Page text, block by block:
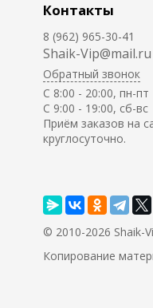
Контакты
8 (962) 965-30-41
Shaik-Vip@mail.ru
Обратный звонок
C 8:00 - 20:00, пн-пт
С 9:00 - 19:00, сб-вс
Приём заказов на
круглосуточно.
© 2010-2026 Shaik-
Копирование